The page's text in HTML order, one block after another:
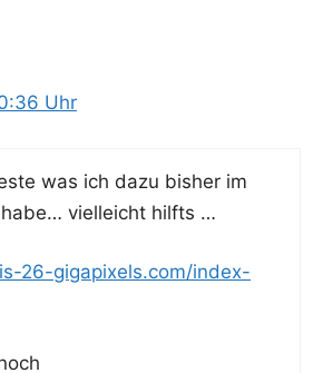
Uhr
was ich dazu bis­her im
viel­leicht hilfts …
26-gigapixels.com/index-